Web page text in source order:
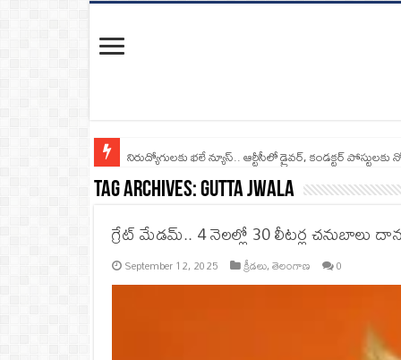
నిరుద్యోగులకు భలే న్యూస్.. ఆర్టీసీలో డ్రైవర్, కండక్టర్‌
Tag Archives:Gutta Jwala
గ్రేట్ మేడమ్.. 4 నెలల్లో 30 లీటర్ల చనుబాలు
September 12, 2025 క్రీడలు,తెలంగాణ 0